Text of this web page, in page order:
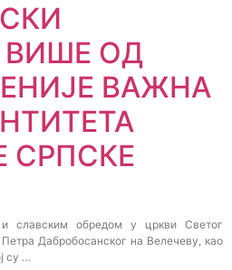
ВИШЕ ОД
ВАЖНА
СРПСКЕ
славским обредом у цркви Светог
Дабробосанског на Велечеву, као
су …